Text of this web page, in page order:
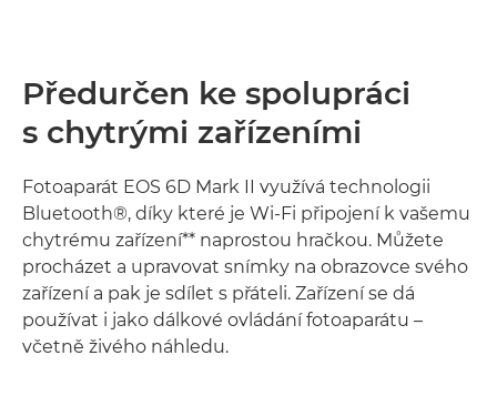
Předurčen ke spolupráci
s chytrými zařízeními
Fotoaparát EOS 6D Mark II využívá technologii
Bluetooth®, díky které je Wi-Fi připojení k vašemu
chytrému zařízení** naprostou hračkou. Můžete
procházet a upravovat snímky na obrazovce svého
zařízení a pak je sdílet s přáteli. Zařízení se dá
používat i jako dálkové ovládání fotoaparátu –
včetně živého náhledu.